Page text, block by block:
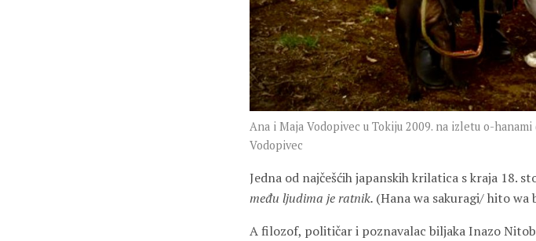
Ana i Maja Vodopivec u Tokiju 2009. na izletu o-
Vodopivec
Jedna od najčešćih japanskih krilatica s kraja 18.
među ljudima je ratnik. (Hana wa sakuragi/ hito wa
A filozof, političar i poznavalac biljakaInazo